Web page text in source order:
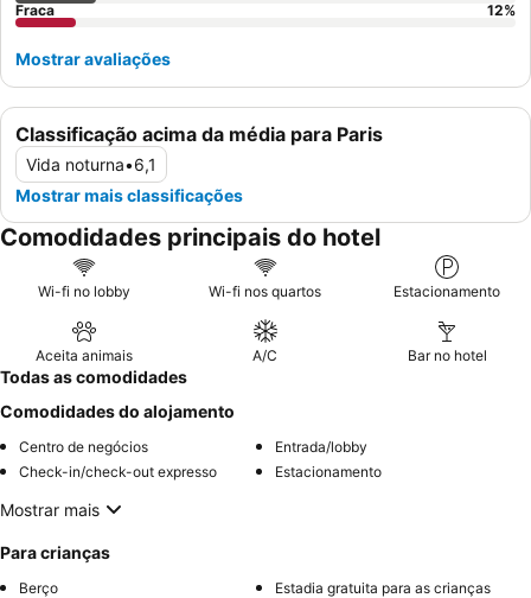
Classificação acima da média para Paris
Vida noturna•6,1
Mostrar mais classificações
Fraca 12%
Mostrar avaliações
Comodidades principais do hotel
Wi-fi no lobby Wi-fi nos quartos Estacionamento
Aceita animais A/C Bar no hotel
Todas as comodidades
Comodidades do alojamento
Centro de negócios
Entrada/lobby
Check-in/check-out expresso
Estacionamento
Mostrar mais
Para crianças
Berço Estadia gratuita para as crianças